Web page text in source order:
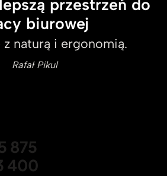
przestrzeń do
biurowej
naturą i ergonomią.
Rafał Pikul
875
400